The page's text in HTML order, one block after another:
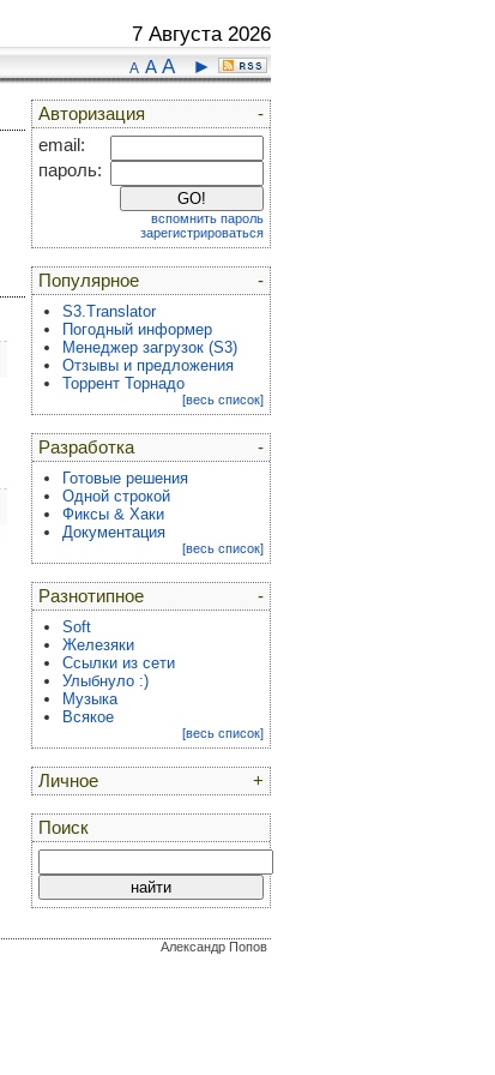
7 Августа 2026
A A A ►
-
Авторизация
email:
пароль:
вспомнить пароль
зарегистрироваться
-
Популярное
S3.Translator
Погодный информер
Менеджер загрузок (S3)
Отзывы и предложения
Торрент Торнадо
[весь список]
-
Разработка
Готовые решения
Одной строкой
Фиксы & Хаки
Документация
[весь список]
-
Разнотипное
Soft
Железяки
Ссылки из сети
Улыбнуло :)
Музыка
Всякое
[весь список]
+
Личное
Поиск
Александр Попов